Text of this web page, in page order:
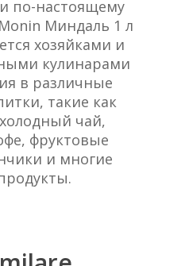
по-настоящему
Миндаль 1 л
хозяйками и
кулинарами
в различные
такие как
чай,
фруктовые
и многие